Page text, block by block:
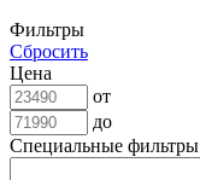
Фильтры
Сбросить
Цена
от
до
Специальные фильтры